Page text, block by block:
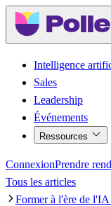
Intelligence
Sales
Leadership
Événements
Ressources
ConnexionPrendre
Tous les articles
Former à l'ère de